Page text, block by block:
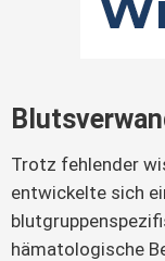
Trotz fehlender
entwickelte sich
hämatologische